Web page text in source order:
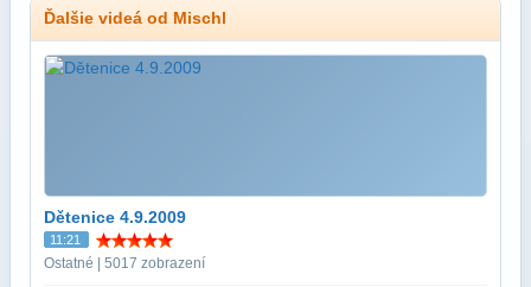
Ďalšie videá od Mischl
Dětenice 4.9.2009
11:21
Ostatné | 5017 zobrazení